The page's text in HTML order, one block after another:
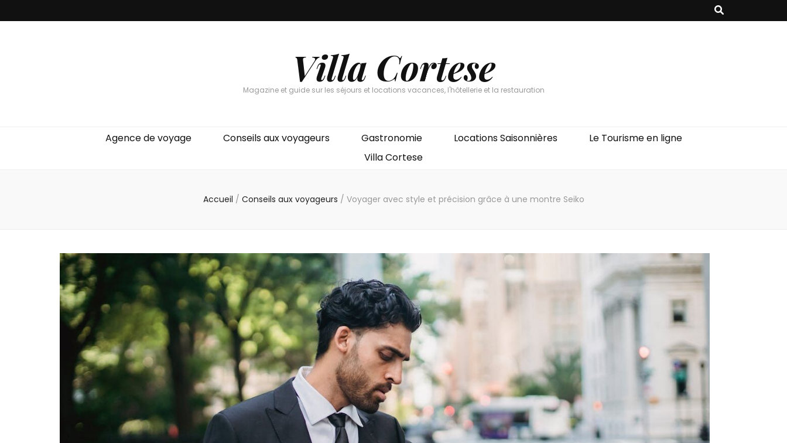
Villa Cortese
Magazine et guide sur les séjours et locations vacances, l'hôtellerie et la restauration
Agence de voyage Conseils aux voyageurs Gastronomie Locations Saisonnières
Le Tourisme en ligne
Villa Cortese
Accueil / Conseils aux voyageurs / Voyager avec style et précision grâce à une montre Seiko